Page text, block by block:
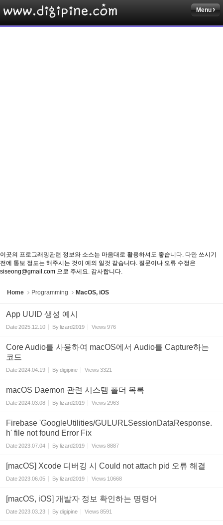
Menu
이곳의 프로그래밍관련 정보와 소스는 마음대로 활용하셔도 좋습니다. 다만 쓰시기
전에 통보 정도는 해주시는 것이 예의 일것 같습니다. 질문이나 오류 수정은
siseong@gmail.com 으로 주세요. 감사합니다.
Home Programming MacOS, iOS
App UUID 생성 예시
Date2025.12.10 Bylizard2019 Views 976
Core Audio를 사용하여 macOS에서 Audio를 Capture하는
코드
Date2024.04.19 Bydigipine Views 3321
macOS Daemon 관련 시스템 폴더 목록
Date2024.03.08 Bylizard2019 Views 2963
Firebase 'GoogleUtilities/GULURLSessionDataResponse.
h' file not found Error Fix
Date2023.07.04 Bylizard2019 Views 8887
[macOS] Xcode 디버깅 시 Could not attach pid 오류 해결
Date2023.06.05 Bylizard2019 Views 10668
[macOS, iOS] 개발자 정보 확인하는 명령어
Date2023.03.23 Bydigipine Views 8591
Sketchbook5, 스케치북5